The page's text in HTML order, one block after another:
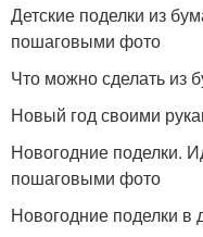
Детские поделки из
пошаговыми фото
Что можно сделать из
Новый год своими
Новогодние поделки.
пошаговыми фото
Новогодние поделки в